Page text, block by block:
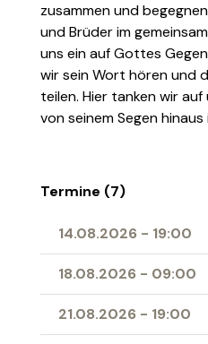
zusammen und
und Brüder im
uns ein auf Gottes
wir sein Wort hören und
teilen. Hier tanken wir
von seinem Segen
Termine (7)
14.08.2026 - 19:00
18.08.2026 - 09:00
21.08.2026 - 19:00